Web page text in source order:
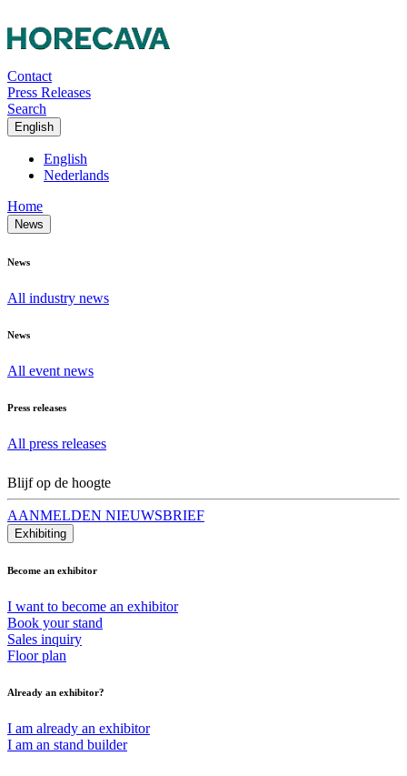
Contact
Press Releases
Search
English
English
Nederlands
Home
News
News
All industry news
News
All event news
Press releases
All press releases
Blijf op de hoogte
AANMELDEN NIEUWSBRIEF
Exhibiting
Become an exhibitor
I want to become an exhibitor
Book your stand
Sales inquiry
Floor plan
Already an exhibitor?
I am already an exhibitor
I am an stand builder